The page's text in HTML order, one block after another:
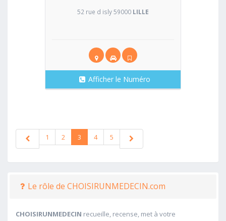
52 rue d isly 59000 LILLE
Afficher le Numéro
1 2 3 4 5
Le rôle de CHOISIRUNMEDECIN.com
CHOISIRUNMEDECIN recueille, recense, met à votre